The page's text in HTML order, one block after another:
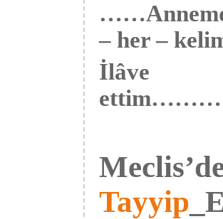
– her –
İlâve
Tayyip